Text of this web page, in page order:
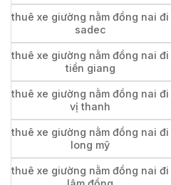
thuê xe giường nằm đồng nai đi
sadec
thuê xe giường nằm đồng nai đi
tiền giang
thuê xe giường nằm đồng nai đi
vị thanh
thuê xe giường nằm đồng nai đi
long mỹ
thuê xe giường nằm đồng nai đi